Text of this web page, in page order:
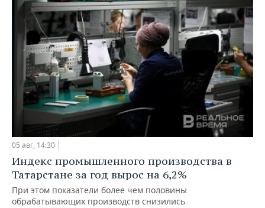
05 авг, 14:30
Индекс промышленного производства в
Татарстане за год вырос на 6,2%
При этом показатели более чем половины
обрабатывающих производств снизились